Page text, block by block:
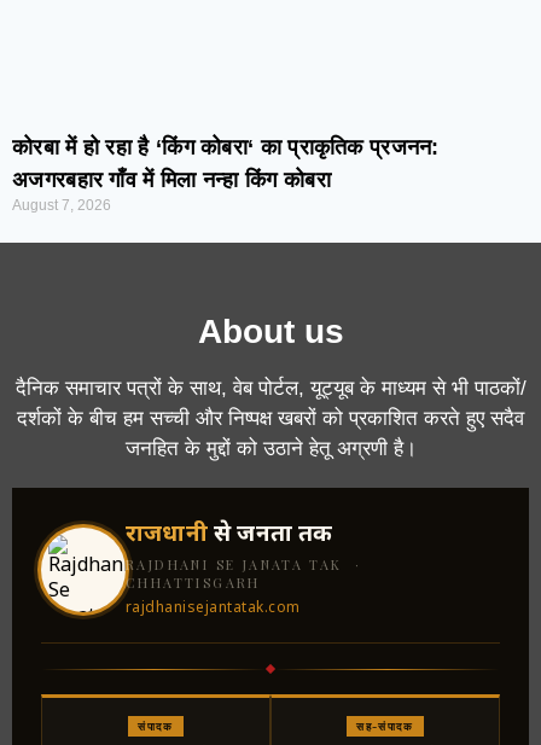
कोरबा में हो रहा है ‘किंग कोबरा‘ का प्राकृतिक प्रजनन:
अजगरबहार गाँव में मिला नन्हा किंग कोबरा
August 7, 2026
About us
दैनिक समाचार पत्रों के साथ, वेब पोर्टल, यूट्यूब के माध्यम से भी पाठकों/
दर्शकों के बीच हम सच्ची और निष्पक्ष खबरों को प्रकाशित करते हुए सदैव
जनहित के मुद्दों को उठाने हेतू अग्रणी है।
राजधानीसे जनता तक
RAJDHANI SE JANATA TAK ·
CHHATTISGARH
rajdhanisejantatak.com
संपादक सह-संपादक